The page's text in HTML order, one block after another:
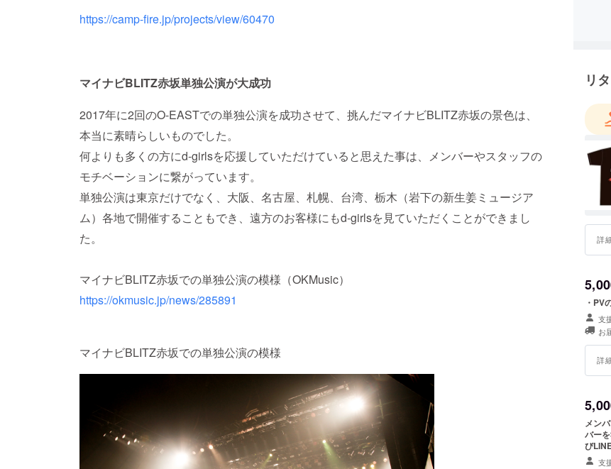
https://camp-fire.jp/projects/view/60470
マイナビBLITZ赤坂単独公演が大成功
2017年に2回のO-EASTでの単独公演を成功させて、挑んだマイナビBLITZ赤坂の景色は、
本当に素晴らしいものでした。
何よりも多くの方にd-girlsを応援していただけていると思えた事は、メンバーやスタッフの
モチベーションに繋がっています。
単独公演は東京だけでなく、大阪、名古屋、札幌、台湾、栃木（岩下の新生姜ミュージア
ム）各地で開催することもでき、遠方のお客様にもd-girlsを見ていただくことができまし
た。
マイナビBLITZ赤坂での単独公演の模様（OKMusic）
https://okmusic.jp/news/285891
マイナビBLITZ赤坂での単独公演の模様
リ
詳
・PV
支
お
詳
メンバ
バー
び
なか
支